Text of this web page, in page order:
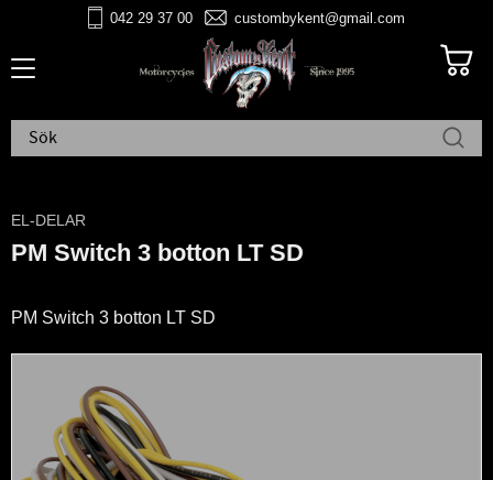
042 29 37 00 custombykent@gmail.com
EL-DELAR
PM Switch 3 botton LT SD
PM Switch 3 botton LT SD